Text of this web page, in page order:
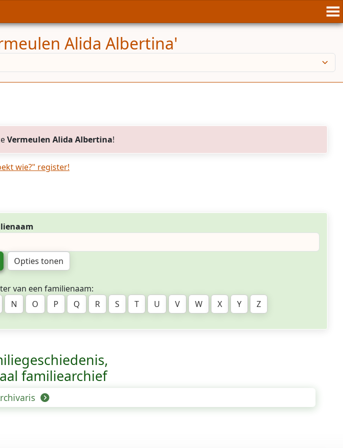
Alida Albertina'
Vermeulen Alida Albertina!
wie?" register!
Opties tonen
van een familienaam:
N O P Q R S T U V W X Y Z
familiearchief